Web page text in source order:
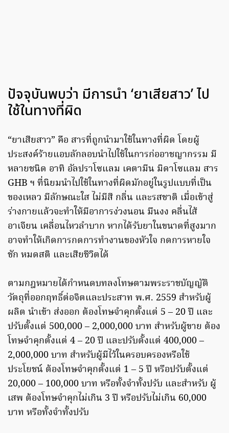
ปัจจุบันพบว่า มีการนำ ‘ยาเสียสาว’ ไป
ใช้ในทางที่ผิด
“ยาเสียสาว” คือ สารที่ถูกนำมาใช้ในทางที่ผิด โดยผู้
ประสงค์ร้ายแอบลักลอบนำไปใช้ในการก่ออาชญากรรม มี
หลายชนิด อาทิ อัลปราโซแลม เคตามีน มิดาโซแลม สาร
GHB ฯ ที่นิยมนำไปใช้ในทางที่ผิดมักอยู่ในรูปแบบที่เป็น
ของเหลว มีลักษณะใส ไม่มีสี กลิ่น และรสชาติ เมื่อเข้าสู่
ร่างกายแล้วจะทำให้มีอาการง่วงนอน มึนงง คลื่นไส้
อาเจียน เคลื่อนไหวลำบาก หากได้รับยาในขนาดที่สูงมาก
อาจทำให้เกิดการกดการทำงานของหัวใจ กดการหายใจ
ชัก หมดสติ และเสียชีวิตได้
ตามกฎหมายได้กำหนดบทลงโทษตามพระราชบัญญัติ
วัตถุที่ออกฤทธิ์ต่อจิตและประสาท พ.ศ. 2559 สำหรับผู้
ผลิต นำเข้า ส่งออก ต้องโทษจำคุกตั้งแต่ 5 – 20 ปี และ
ปรับตั้งแต่ 500,000 – 2,000,000 บาท สำหรับผู้ขาย ต้อง
โทษจําคุกตั้งแต่ 4 – 20 ปี และปรับตั้งแต่ 400,000 –
2,000,000 บาท สำหรับผู้มีไว้ในครอบครองหรือใช้
ประโยชน์ ต้องโทษจําคุกตั้งแต่ 1 – 5 ปี หรือปรับตั้งแต่
20,000 – 100,000 บาท หรือทั้งจําทั้งปรับ และสำหรับ ผู้
เสพ ต้องโทษจําคุกไม่เกิน 3 ปี หรือปรับไม่เกิน 60,000
บาท หรือทั้งจําทั้งปรับ